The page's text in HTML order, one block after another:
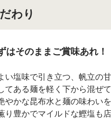
わり
そのままご賞味あれ！
い塩味で引き立つ、帆立の
ある麺を軽く下から混ぜ
かな昆布水と麺の味わい
豊かでマイルドな鰹塩も